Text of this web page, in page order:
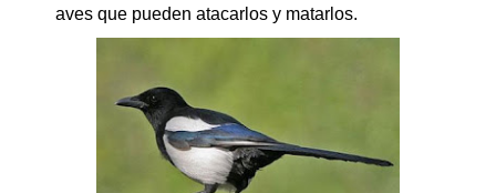
aves que pueden atacarlos y matarlos.